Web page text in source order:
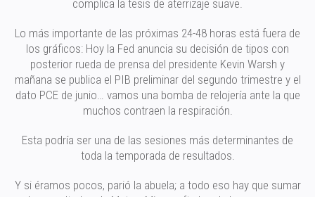
complica la tesis de aterrizaje suave.
Lo más importante de las próximas 24-48 horas está fuera de
los gráficos: Hoy la Fed anuncia su decisión de tipos con
posterior rueda de prensa del presidente Kevin Warsh y
mañana se publica el PIB preliminar del segundo trimestre y el
dato PCE de junio… vamos una bomba de relojería ante la que
muchos contraen la respiración.
Esta podría ser una de las sesiones más determinantes de
toda la temporada de resultados.
Y si éramos pocos, parió la abuela; a todo eso hay que sumar